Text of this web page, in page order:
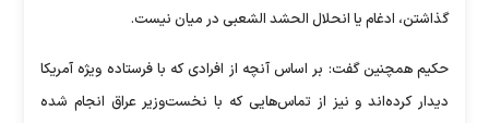
گذاشتن، ادغام یا انحلال الحشد الشعبی در میان نیست.
حکیم همچنین گفت: بر اساس آنچه از افرادی که با فرستاده ویژه آمریکا
دیدار کرده‌اند و نیز از تماس‌هایی که با نخست‌وزیر عراق انجام شده